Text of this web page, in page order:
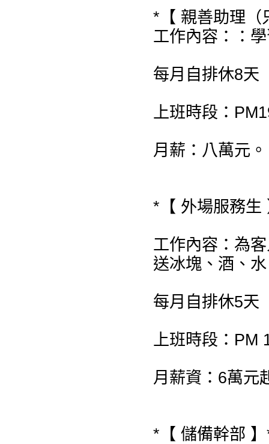
*【 親善助理（
工作內容：：
每月自排休8天
上班時段：
月薪：八萬元。
*【 外場服務生
工作內容：為
送冰塊、酒、
每月自排休5天
上班時段：PM
月薪資：6萬元
*【 儲備幹部